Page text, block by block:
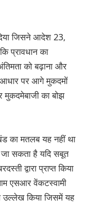
जिसने आदेश 23,
प्रावधान का
को बढ़ाना और
आधार पर आगे मुकदमों
मुकदमेबाजी का बोझ
का मतलब यह नहीं था
सकता है यदि सबूत
द्वारा प्राप्त किया
एसआर वेंकटस्वामी
उल्लेख किया जिसमें यह